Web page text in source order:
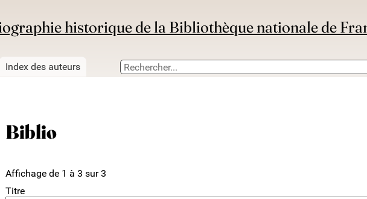
historique de la Bibliothèque nationale de
Index des auteurs
Biblio
Affichage de 1 à 3 sur 3
Titre